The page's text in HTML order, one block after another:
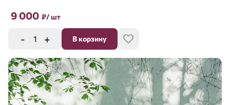
9 000 ₽/ шт
- + В корзину